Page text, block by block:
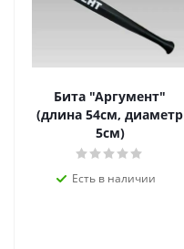
Бита "Аргумент"
(длина 54см, диаметр
5см)
Есть в наличии